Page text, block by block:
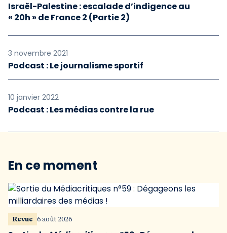
Israël-Palestine : escalade d’indigence au
« 20h » de France 2 (Partie 2)
3 novembre 2021
Podcast : Le journalisme sportif
10 janvier 2022
Podcast : Les médias contre la rue
En ce moment
Revue 6 août 2026